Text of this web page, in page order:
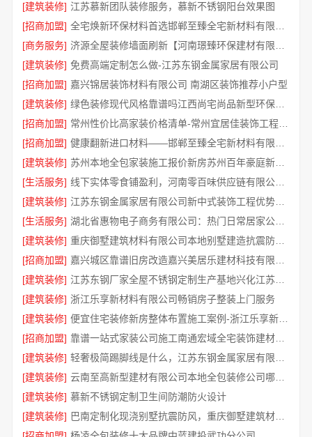
[建筑装修] 江苏慕新团队装修服务，慕新不锈钢阳台效果图
[招商加盟]
[商务服务]
[建筑装修] 免费高端定制怎么做-江苏东钢金属家居有限公司
[招商加盟] 嘉兴锦居装饰材料有限公司 南湖区装饰推荐小户型
[建筑装修]
绿色装修现代风格靠谱吗江西尚宅尚品新型环保材料有限公司
[招商加盟]
常州性价比高家装价格清单-常州宜居佳装饰工程有限公司
[招商加盟]
[建筑装修]
苏州本地全包家装施工报价新房苏州百年豪庭新材料有限公司
[生活服务]
线下实体零食铺盈利，河南零百味供应链有限公司全域增收
[建筑装修]
江苏东钢金属家居有限公司新中式装饰工程优势解析
[生活服务]
湖北省惠物电子商务有限公司：热门日常居家公司价格参考
[建筑装修]
重庆御墅建筑材料有限公司本地别墅建造抗震防风优惠
[招商加盟]
[建筑装修]
江苏东钢厂家全屋不锈钢定制生产基地兴化江苏东钢金属科技有限公司
[建筑装修] 浙江乐享新材料有限公司畅销房子整装上门服务
[建筑装修]
便宜住宅装修新房整体布置施工案例-浙江乐享新材料有限公司
[招商加盟]
靠谱一站式家装公司施工南通宏域全宅装饰建材有限公司
[建筑装修]
[建筑装修]
云南至高新型建材有限公司本地全包装修公司哪家好
[建筑装修] 慕新不锈钢定制卫生间防潮防火设计
[建筑装修]
巴南定制化现浇别墅抗震防风，重庆御墅建筑材料有限公司专业打造安心家